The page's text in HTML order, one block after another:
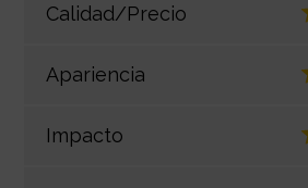
Calidad/Precio
Apariencia
Impacto